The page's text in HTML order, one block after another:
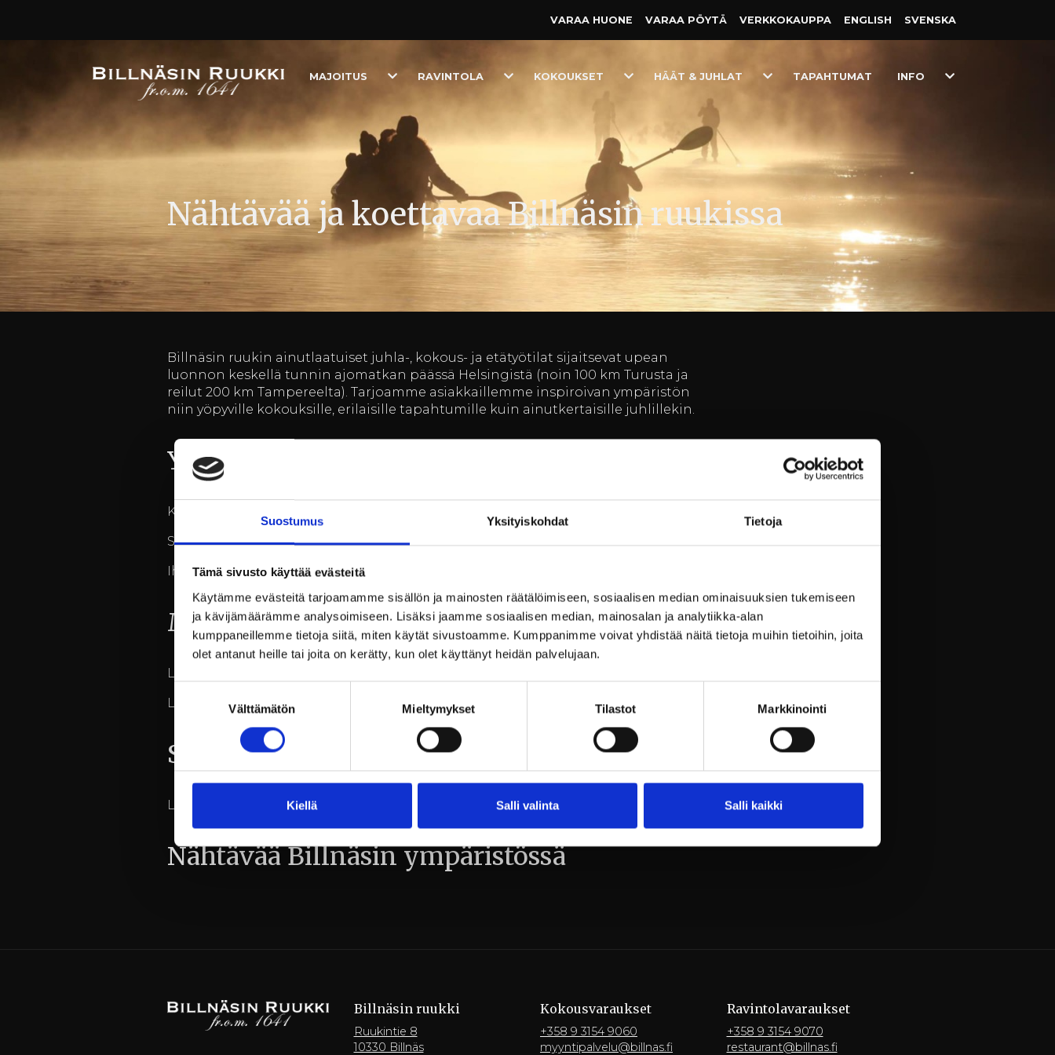
Suostumus Yksityiskohdat Tietoja
Tämä sivusto käyttää evästeitä
Käytämme evästeitä tarjoamamme sisällön ja mainosten räätälöimiseen, sosiaalisen median ominaisuuksien tukemiseen
ja kävijämäärämme analysoimiseen. Lisäksi jaamme sosiaalisen median, mainosalan ja analytiikka-alan
kumppaneillemme tietoja siitä, miten käytät sivustoamme. Kumppanimme voivat yhdistää näitä tietoja muihin tietoihin, joita
olet antanut heille tai joita on kerätty, kun olet käyttänyt heidän palvelujaan.
valinta
Välttämätön Mieltymykset Tilastot Markkinointi
Kiellä Salli valinta Salli kaikki
VARAA HUONE VARAA PÖYTÄ VERKKO­KAUPPA ENGLISH SVENSKA
MAJOITUS
ToggleRAVINTOLA
ToggleKOKOUKSET
ToggleHÄÄT & JUHLAT
ToggleTAPAHTUMAT INFO
Toggle
Nähtävää ja koettavaa Billnäsin ruukissa
Billnäsin ruukin ainutlaatuiset juhla-, kokous- ja etätyötilat sijaitsevat upean
luonnon keskellä tunnin ajomatkan päässä Helsingistä (noin 100 km Turusta ja
reilut 200 km Tampereelta). Tarjoamme asiakkaillemme inspiroivan ympäristön
niin yöpyville kokouksille, erilaisille tapahtumille kuin ainutkertaisille juhlillekin.
Yhden päivän vierailu
Kalaportaat
Syö lounas Ruukin ravintolassa
Ihastele Mustion jokea kävelysillalta
Miniloma Billnäsin ruukissa
Loren ipsum..
Lorem ipsum..
Seikkaile
Lorem ipsum…
Nähtävää Billnäsin ympäristössä
Billnäsin ruukki
Ruukintie 8
10330 Billnäs
Kokousvaraukset
+358 9 3154 9060
myyntipalvelu@billnas.fi
Ravintola­varaukset
+358 9 3154 9070
restaurant@billnas.fi